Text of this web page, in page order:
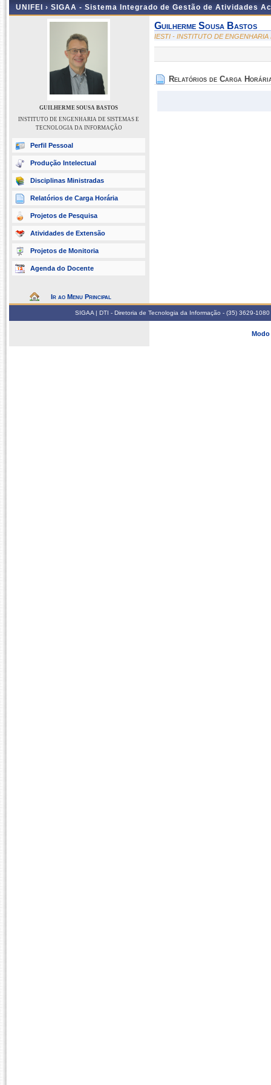
UNIFEI › SIGAA - Sistema Integrado de Gestão de Atividades
GUILHERME SOUSA BASTOS
INSTITUTO DE ENGENHARIA DE SISTEMAS E
TECNOLOGIA DA INFORMAÇÃO
Perfil Pessoal
Produção Intelectual
Disciplinas Ministradas
Relatórios de Carga Horária
Projetos de Pesquisa
Atividades de Extensão
Projetos de Monitoria
Agenda do Docente
Ir ao Menu Principal
Guilherme Sousa Bastos
IESTI - INSTITUTO DE
Relatórios de Carga
SIGAA | DTI - Diretoria de Tecnologia da Informação - (35) 3629-
Modo